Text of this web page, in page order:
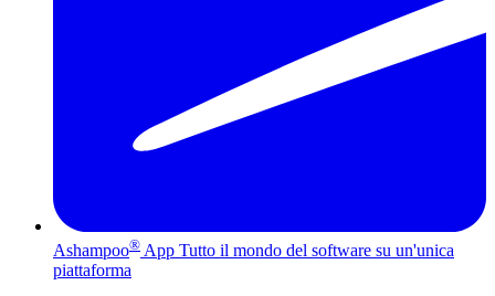
Ashampoo® App Tutto il mondo del software su un'unica
piattaforma